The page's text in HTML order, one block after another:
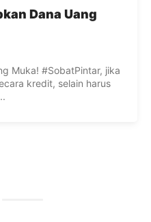
Dana Uang
Muka! #SobatPintar, jika
kredit, selain harus